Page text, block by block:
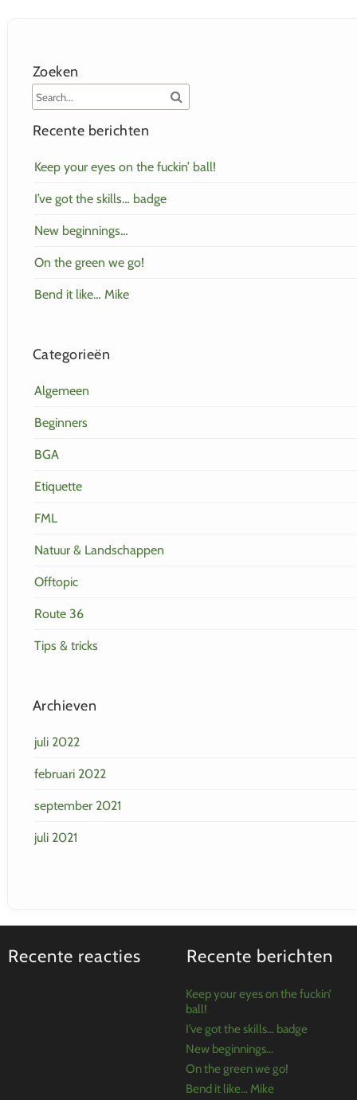
Zoeken
Recente berichten
Keep your eyes on the fuckin’ ball!
I’ve got the skills… badge
New beginnings…
On the green we go!
Bend it like… Mike
Categorieën
Algemeen
Beginners
BGA
Etiquette
FML
Natuur & Landschappen
Offtopic
Route 36
Tips & tricks
Archieven
juli 2022
februari 2022
september 2021
juli 2021
Recente reacties Recente berichten
Keep your eyes on the fuckin’
ball!
I’ve got the skills… badge
New beginnings…
On the green we go!
Bend it like… Mike